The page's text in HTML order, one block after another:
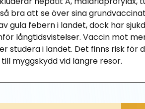
bra att se över sina
gula febern i landet,dock har
för långtidsvistelser. Vaccin mot
studera i landet. Det finns risk för
myggskydd vid längre resor.